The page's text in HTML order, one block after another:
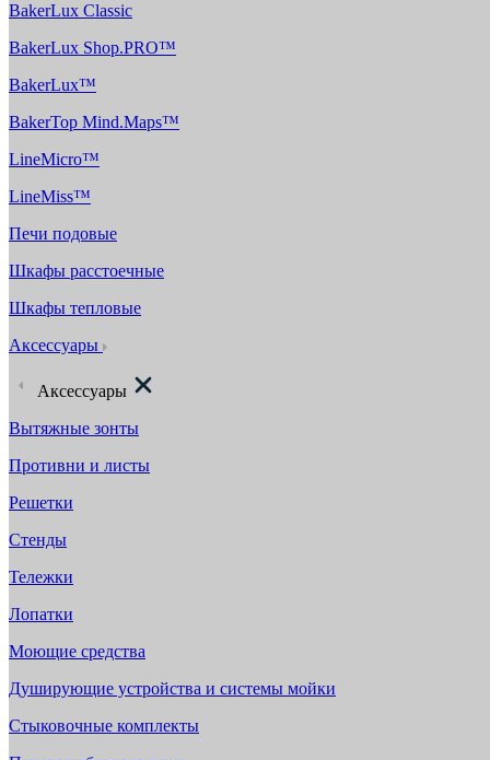
BakerLux Classic
BakerLux Shop.PRO™
BakerLux™
BakerTop Mind.Maps™
LineMicro™
LineMiss™
Печи подовые
Шкафы расстоечные
Шкафы тепловые
Аксессуары
Аксессуары
Вытяжные зонты
Противни и листы
Решетки
Стенды
Тележки
Лопатки
Моющие средства
Душирующие устройства и системы мойки
Стыковочные комплекты